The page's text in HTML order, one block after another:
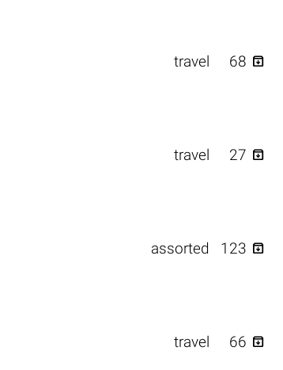
travel 68 
travel 27 
assorted 123 
travel 66 